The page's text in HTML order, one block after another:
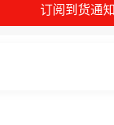
订阅到货通知